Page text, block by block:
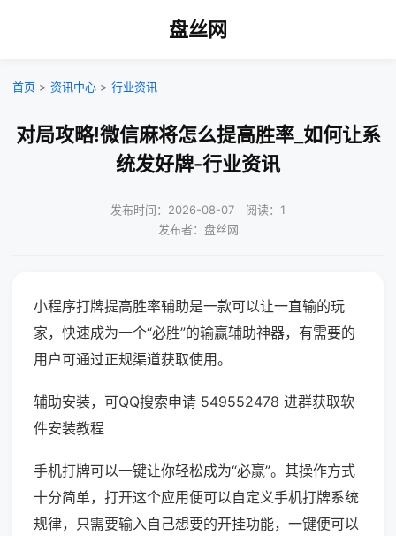
盘丝网
首页 > 资讯中心 > 行业资讯
对局攻略!微信麻将怎么提高胜率_如何让系
统发好牌-行业资讯
发布时间：2026-08-07｜阅读：1
发布者：盘丝网
小程序打牌提高胜率辅助是一款可以让一直输的玩
家，快速成为一个“必胜”的输赢辅助神器，有需要的
用户可通过正规渠道获取使用。
辅助安装，可QQ搜索申请 549552478 进群获取软
件安装教程
手机打牌可以一键让你轻松成为“必赢”。其操作方式
十分简单，打开这个应用便可以自定义手机打牌系统
规律，只需要输入自己想要的开挂功能，一键便可以